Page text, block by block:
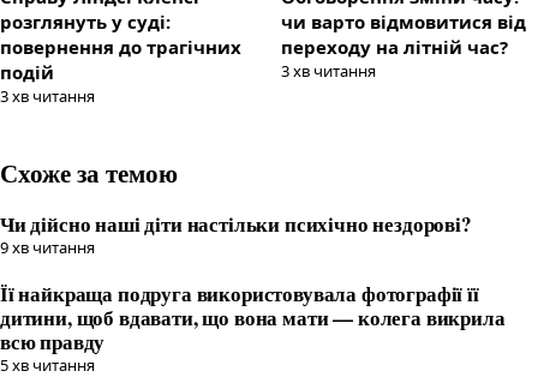
розглянуть у суді:
повернення до трагічних
подій
3хв читання
чи варто відмовитися від
переходу на літній час?
3хв читання
Схоже за темою
Чи дійсно наші діти настільки психічно нездорові?
9хв читання
Її найкраща подруга використовувала фотографії її
дитини, щоб вдавати, що вона мати — колега викрила
всю правду
5хв читання